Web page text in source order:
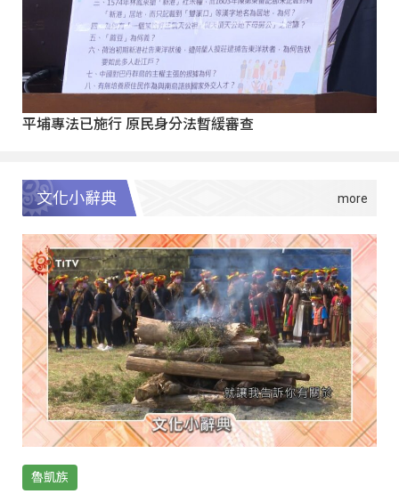
平埔專法已施行 原民身分法暫緩審查
文化小辭典
魯凱族